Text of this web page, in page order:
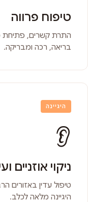
טיפוח פרווה
התרת קשרים, פתיחת
בריאה, רכה ומבריקה.
היגיינה
👂
ניקוי אוזניים
טיפול עדין באזורים
היגיינה מלאה לכלב.